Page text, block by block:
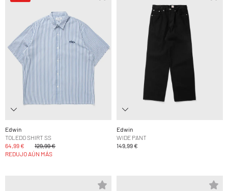
Edwin
TOLEDO SHIRT SS
64,99 €
129,99 €
REDUJO AÚN MÁS
Edwin
WIDE PANT
149,99 €